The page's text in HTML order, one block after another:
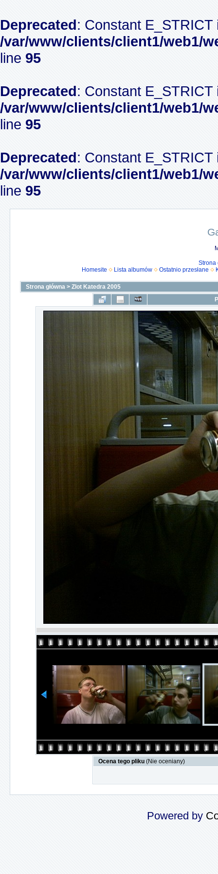
Deprecated: Constant
/var/www/clients/client1/web1/
line 95
Deprecated: Constant
/var/www/clients/client1/web1/
line 95
Deprecated: Constant
/var/www/clients/client1/web1/
line 95
Strona
Homesite
Lista albumów Ostatnio przesłane
Strona główna > Zlot Katedra 2005
Ocena tego pliku (Nie oceniany)
Powered by